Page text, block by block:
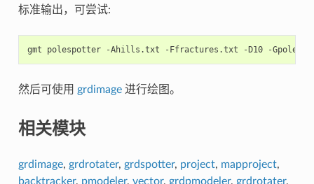
标准输出，可尝试:
gmt polespotter -Ahills.txt -Ffractures.txt -D10 -
然后可使用 grdimage进行绘图。
相关模块
grdimage, grdrotater, grdspotter, project, mapproject,
backtracker, pmodeler, vector, grdpmodeler, grdrotater,